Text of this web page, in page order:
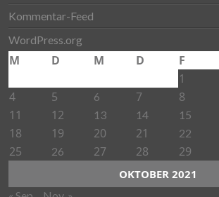
Kommentar-Feed
WordPress.org
OKTOBER 2021
M D M D F
1
4
5 6 7 8
11
12 13 14 15
18
19 20 21 22
25
26 27 28 29